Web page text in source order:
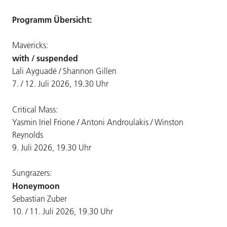
Programm Übersicht:
Mavericks:
with / suspended
Lali Ayguadé / Shannon Gillen
7. / 12. Juli 2026, 19.30 Uhr
Critical Mass:
Yasmin Iriel Frione / Antoni Androulakis / Winston
Reynolds
9. Juli 2026, 19.30 Uhr
Sungrazers:
Honeymoon
Sebastian Zuber
10. / 11. Juli 2026, 19.30 Uhr